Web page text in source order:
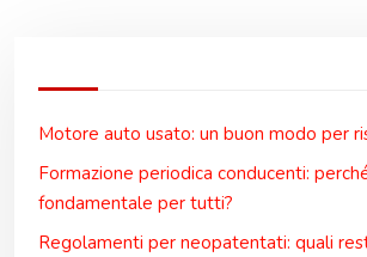
Motore auto usato: un buon modo per
Formazione periodica conducenti:
fondamentale per tutti?
Regolamenti per neopatentati: quali